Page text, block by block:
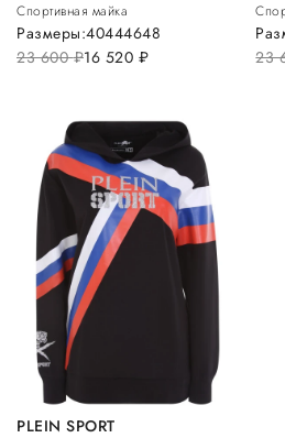
Спортивная майка
23 600руб.16 520 руб.
Размеры:40444648
23
PLEIN SPORT